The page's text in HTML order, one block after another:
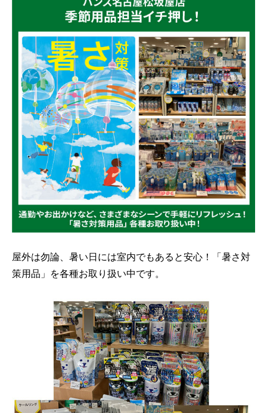
屋外は勿論、暑い日には室内でもあると安心！「暑さ対
策用品」を各種お取り扱い中です。